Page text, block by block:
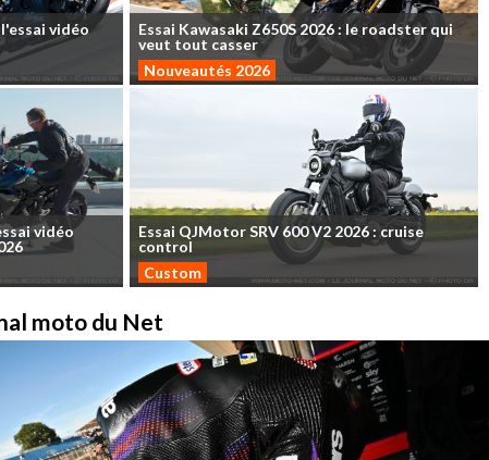
l'essai vidéo
Essai Kawasaki Z650S2026: le roadster qui
veut tout casser
Nouveautés 2026
vidéo
Essai QJMotorSRV 600V2 2026: cruise
control
Custom
moto du Net